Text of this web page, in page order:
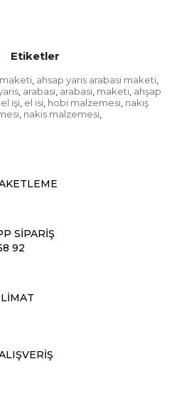
Etiketler
maketi, ahsap yaris arabasi maketi,
, arabası, arabasi, maketi, ahşap
el işi, el isi, hobi malzemesi, nakış
, nakis malzemesi,
SİPARİŞ
92